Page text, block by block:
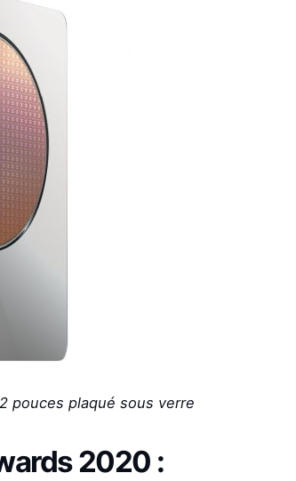
pouces plaqué sous verre
2020 :